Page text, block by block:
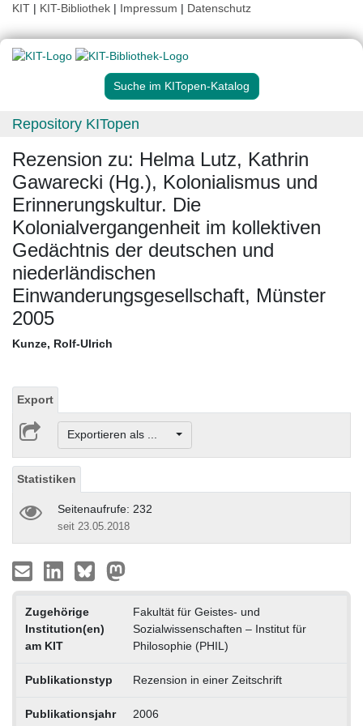
KIT | KIT-Bibliothek | Impressum | Datenschutz
Suche im KITopen-Katalog
Repository KITopen
Rezension zu: Helma Lutz, Kathrin
Gawarecki (Hg.), Kolonialismus und
Erinnerungskultur. Die
Kolonialvergangenheit im kollektiven
Gedächtnis der deutschen und
niederländischen
Einwanderungsgesellschaft, Münster
2005
Kunze, Rolf-Ulrich
Export
Exportieren als ...
Statistiken
Seitenaufrufe: 232
seit 23.05.2018
Zugehörige
Institution(en)
am KIT
Fakultät für Geistes- und
Sozialwissenschaften – Institut für
Philosophie (PHIL)
Publikationstyp Rezension in einer Zeitschrift
Publikationsjahr 2006